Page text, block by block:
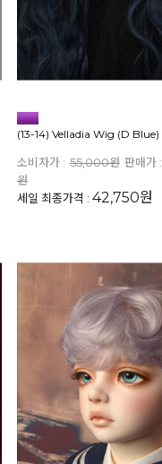
(13-14) Velladia Wig (D Blue)
소비자가 : 55,000원 판매가 :
원
세일 최종가격 : 42,750원